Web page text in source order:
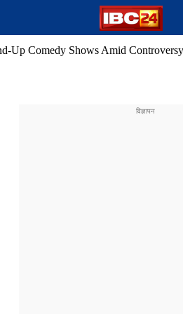
Up Comedy Shows Amid